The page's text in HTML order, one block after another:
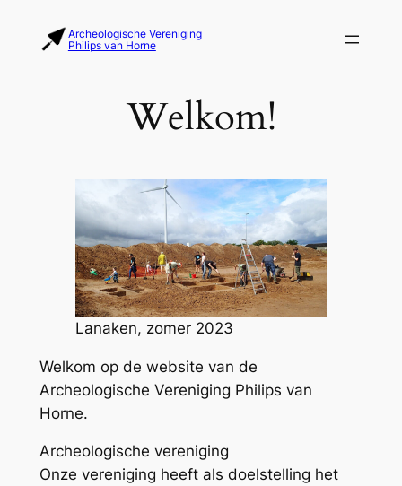
Archeologische Vereniging
Philips van Horne
Welkom!
Lanaken, zomer 2023
Welkom op de website van de
Archeologische Vereniging Philips van
Horne.
Archeologische vereniging
Onze vereniging heeft als doelstelling het